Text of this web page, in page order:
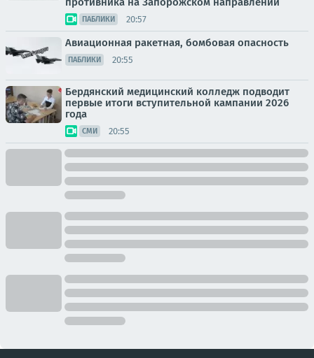
ПАБЛИКИ 20:57
Авиационная ракетная, бомбовая опасность
ПАБЛИКИ 20:55
Бердянский медицинский колледж подводит
первые итоги вступительной кампании 2026
года
СМИ 20:55